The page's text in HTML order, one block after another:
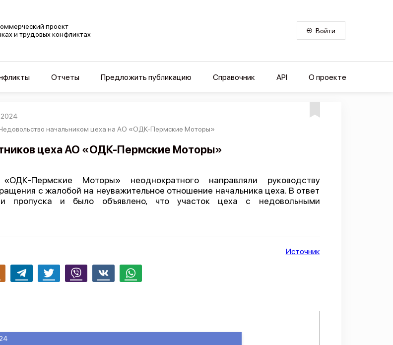
проект
и трудовых конфликтах
Войти
Отчеты Предложить публикацию Справочник API О проекте
2024
начальником цеха на АО «ОДК-Пермские Моторы»
цеха АО «ОДК-Пермские Моторы»
Пермские Моторы» неоднократного направляли руководству
с жалобой на неуважительное отношение начальника цеха. В ответ
пропуска и было объявлено, что участок цеха с недовольными
Telegram Twitter Viber Whatsapp
Источник